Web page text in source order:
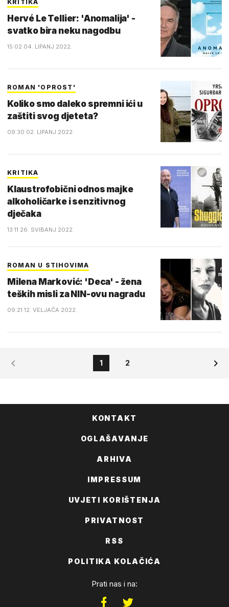
KRITIKA
Hervé Le Tellier: 'Anomalija' -
svatko bira neku nagodbu
15:02 04. LIPANJ 2022.
ROMAN 'OPROST'
Koliko smo daleko spremni ići u
zaštiti svog djeteta?
09:30 02. LIPANJ 2022.
KRITIKA
Klaustrofobični odnos majke
alkoholičarke i senzitivnog
dječaka
13:11 26. SVIBANJ 2022.
ROMAN U STIHOVIMA
Milena Marković: 'Deca' - žena
teških misli za NIN-ovu nagradu
09:21 12. VELJAČA 2022.
1 2
KONTAKT
OGLAŠAVANJE
ARHIVA
IMPRESSUM
UVJETI KORIŠTENJA
PRIVATNOST
RSS
POLITIKA KOLAČIĆA
Prati nas i na: